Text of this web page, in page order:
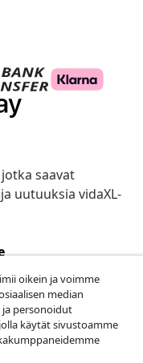
saavat
uutuuksia vidaXL-
oikein ja voimme
median
personoidut
käytät sivustoamme